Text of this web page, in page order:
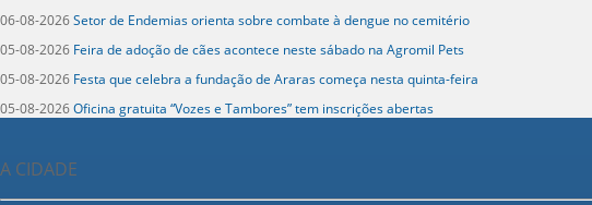
06-08-2026Setor de Endemias orienta sobre combate à dengue no cemitério
05-08-2026 Feira de adoção de cães acontece neste sábado na Agromil Pets
05-08-2026 Festa que celebra a fundação de Araras começa nesta quinta-feira
05-08-2026Oficina gratuita “Vozes e Tambores” tem inscrições abertas
A CIDADE